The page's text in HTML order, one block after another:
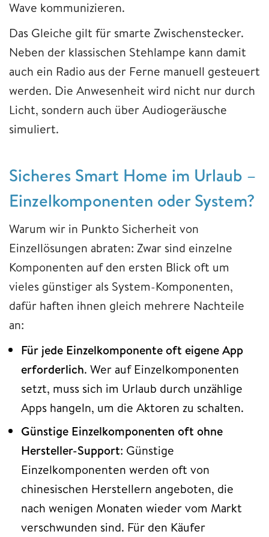
Wave kommunizieren.
Das Gleiche gilt für smarte Zwischenstecker.
Neben der klassischen Stehlampe kann damit
auch ein Radio aus der Ferne manuell gesteuert
werden. Die Anwesenheit wird nicht nur durch
Licht, sondern auch über Audiogeräusche
simuliert.
Sicheres Smart Home im Urlaub –
Einzelkomponenten oder System?
Warum wir in Punkto Sicherheit von
Einzellösungen abraten: Zwar sind einzelne
Komponenten auf den ersten Blick oft um
vieles günstiger als System-Komponenten,
dafür haften ihnen gleich mehrere Nachteile
an:
Für jede Einzelkomponente oft eigene App
erforderlich. Wer auf Einzelkomponenten
setzt, muss sich im Urlaub durch unzählige
Apps hangeln, um die Aktoren zu schalten.
Günstige Einzelkomponenten oft ohne
Hersteller-Support: Günstige
Einzelkomponenten werden oft von
chinesischen Herstellern angeboten, die
nach wenigen Monaten wieder vom Markt
verschwunden sind. Für den Käufer